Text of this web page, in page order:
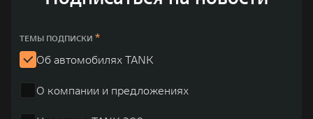
TANK Финансы
Корпоративным клиентам
TANK ФИНАНСЫ
TANK Кредит
Сервис
Специальные предложения
Моторные масла
ЦИФРОВЫЕ СЕРВИСЫ TANK
ТЕМЫ ПОДПИСКИ *
Об автомобилях TANK
О компании и предложениях